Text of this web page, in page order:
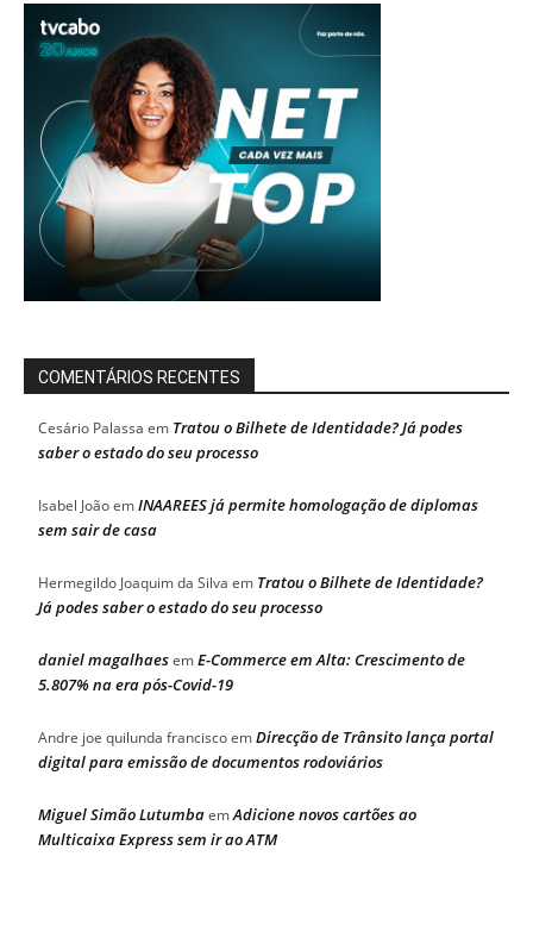
COMENTÁRIOS RECENTES
Cesário Palassa em Tratou o Bilhete de Identidade? Já podes
saber o estado do seu processo
Isabel JoãoemINAAREES já permite homologação de diplomas
sem sair de casa
Hermegildo Joaquim da Silva em Tratou o Bilhete de Identidade?
Já podes saber o estado do seu processo
daniel magalhaesemE-Commerce em Alta: Crescimento de
5.807% na era pós-Covid-19
Andre joe quilunda franciscoemDirecção de Trânsito lança portal
digital para emissão de documentos rodoviários
Miguel Simão LutumbaemAdicione novos cartões ao
Multicaixa Express sem ir ao ATM